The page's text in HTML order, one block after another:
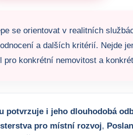
se orientovat v realitních
a dalších kritérií. Nejde
konkrétní nemovitost a
potvrzuje i jeho dlouhodobá
pro místní rozvoj,